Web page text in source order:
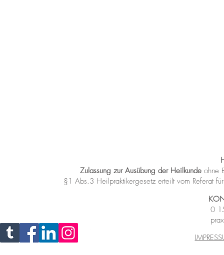
Zulassung zur Ausübung der Heilkunde ohne
§1 Abs.3 Heilpraktikergesetz erteilt vom Referat
0